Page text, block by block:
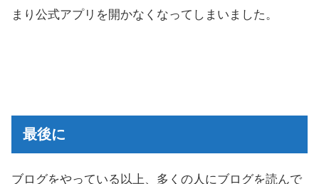
まり公式アプリを開かなくなってしまいました。
最後に
ブログをやっている以上、多くの人にブログを読んで